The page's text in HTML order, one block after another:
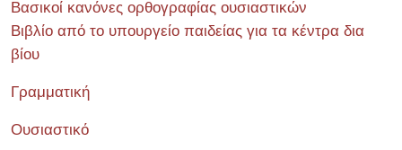
Βασικοί κανόνες ορθογραφίας ουσιαστικών
Βιβλίο από το υπουργείο παιδείας για τα κέντρα δια
βίου
Γραμματική
Ουσιαστικό